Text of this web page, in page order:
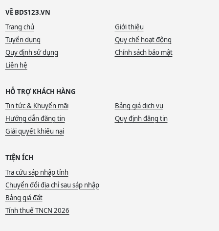
VỀ BDS123.VN
Trang chủ
Giới thiệu
Tuyển dụng
Quy chế hoạt động
Quy định sử dụng
Chính sách bảo mật
Liên hệ
HỖ TRỢ KHÁCH HÀNG
Tin tức & Khuyến mãi
Bảng giá dịch vụ
Hướng dẫn đăng tin
Quy định đăng tin
Giải quyết khiếu nại
TIỆN ÍCH
Tra cứu sáp nhập tỉnh
Chuyển đổi địa chỉ sau sáp nhập
Bảng giá đất
Tính thuế TNCN 2026